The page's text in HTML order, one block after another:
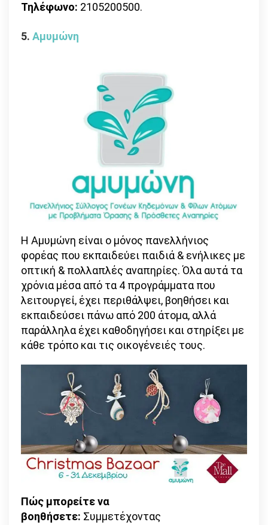
Τηλέφωνο: 2105200500.
5. Αμυμώνη
Η Αμυμώνη είναι ο μόνος πανελλήνιος
φορέας που εκπαιδεύει παιδιά & ενήλικες με
οπτική & πολλαπλές αναπηρίες. Όλα αυτά τα
χρόνια μέσα από τα 4 προγράμματα που
λειτουργεί, έχει περιθάλψει, βοηθήσει και
εκπαιδεύσει πάνω από 200 άτομα, αλλά
παράλληλα έχει καθοδηγήσει και στηρίξει με
κάθε τρόπο και τις οικογένειές τους.
Πώς μπορείτε να
βοηθήσετε: Συμμετέχοντας